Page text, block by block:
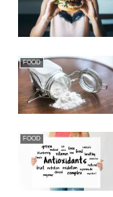
FOOD
FOOD